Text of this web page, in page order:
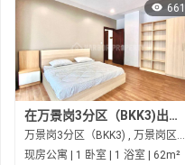
661
在万景岗3分区（BKK3)出租的现房公寓
万景岗3分区（BKK3) , 万景岗区（BKK) , 金边市
现房公寓 | 1 卧室 | 1 浴室 | 62m²